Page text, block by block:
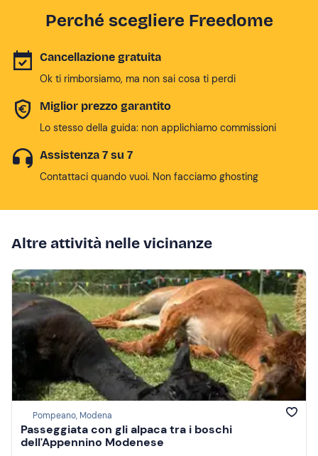
Perché scegliere Freedome
Cancellazione gratuita
Ok ti rimborsiamo, ma non sai cosa ti perdi
Miglior prezzo garantito
Lo stesso della guida: non applichiamo commissioni
Assistenza 7 su 7
Contattaci quando vuoi. Non facciamo ghosting
Altre attività nelle vicinanze
Pompeano, Modena
Passeggiata con gli alpaca tra i boschi
dell'Appennino Modenese